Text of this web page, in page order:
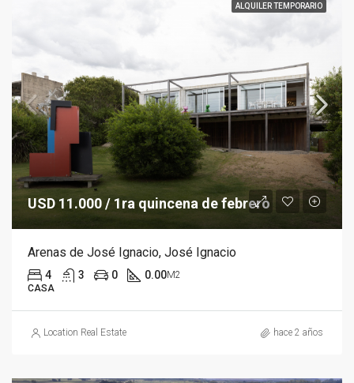
ALQUILER TEMPORARIO
USD 11.000 / 1ra quincena de febrero
Arenas de José Ignacio, José Ignacio
4 3 0 0.00M2
CASA
Location Real Estate hace 2 años